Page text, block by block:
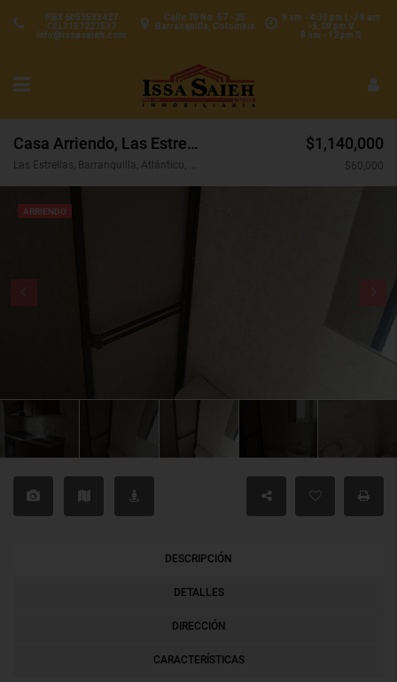
8 am - 4:30 pm L-J 8 am
- 5:00 pm V
8 am - 12 pm S
Calle 70 No. 57 - 25
Barranquilla, Colombia
PBX 6053533427
CEL3157227537
info@issasaieh.com
Casa Arriendo, Las Estrellas, Barranquilla (29899)
Las Estrellas, Barranquilla, Atlántico, Colombia
$1,140,000
$60,000
ARRIENDO
DESCRIPCIÓN
DETALLES
DIRECCIÓN
CARACTERÍSTICAS